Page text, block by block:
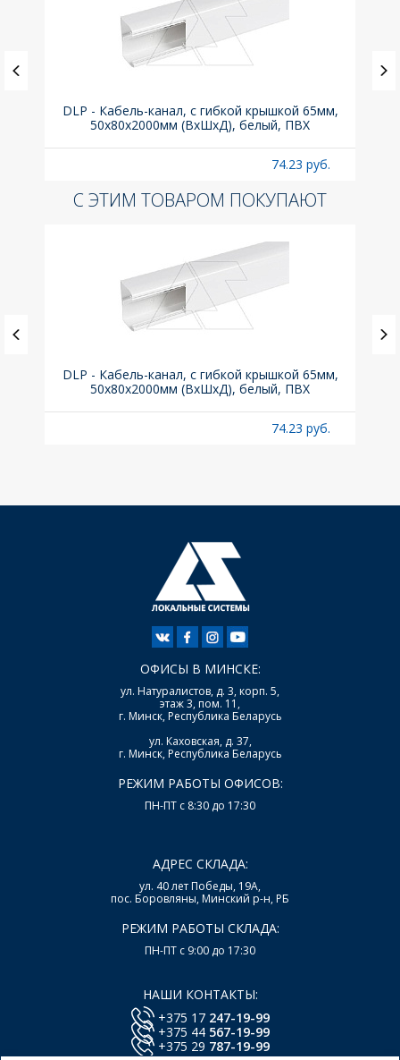
DLP - Кабель-канал, с гибкой крышкой 65мм,
50x80х2000мм (ВхШхД), белый, ПВХ
74.23 руб.
С ЭТИМ ТОВАРОМ ПОКУПАЮТ
DLP - Кабель-канал, с гибкой крышкой 65мм,
50x80х2000мм (ВхШхД), белый, ПВХ
74.23 руб.
ОФИСЫ В МИНСКЕ:
ул. Натуралистов, д. 3, корп. 5,
этаж 3, пом. 11,
г. Минск, Республика Беларусь
ул. Каховская, д. 37,
г. Минск, Республика Беларусь
РЕЖИМ РАБОТЫ ОФИСОВ:
ПН-ПТ с 8:30 до 17:30
АДРЕС СКЛАДА:
ул. 40 лет Победы, 19А,
пос. Боровляны, Минский р-н, РБ
РЕЖИМ РАБОТЫ СКЛАДА:
ПН-ПТ с 9:00 до 17:30
НАШИ КОНТАКТЫ:
+375 17 247-19-99
+375 44 567-19-99
+375 29 787-19-99